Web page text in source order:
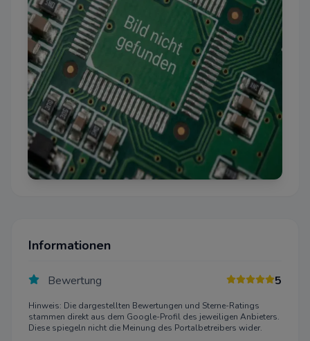
Informationen
Bewertung 5
Hinweis: Die dargestellten Bewertungen und Sterne-Ratings
stammen direkt aus dem Google-Profil des jeweiligen Anbieters.
Diese spiegeln nicht die Meinung des Portalbetreibers wider.